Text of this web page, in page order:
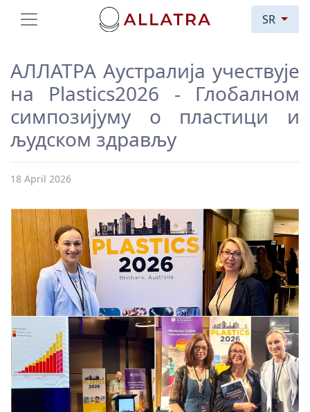
SR
АЛЛАТРА Аустралија учествује
на Plastics2026 - Глобалном
симпозијуму о пластици и
људском здрављу
18 April 2026